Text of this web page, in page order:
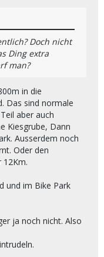
Doch nicht
Ding extra
man?
in die
Das sind normale
aber auch
Kiesgrube, Dann
Ausserdem noch
Oder den
12Km.
und im Bike Park
ja noch nicht. Also